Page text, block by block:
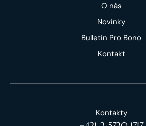
O nás
Novinky
Bulletin Pro Bono
Kontakt
Kontakty